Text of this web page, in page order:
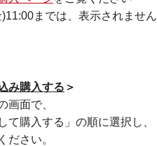
までは、表示されません
み購入する ＞
画⾯で、
て購⼊する」の順に選択し、
ださい。